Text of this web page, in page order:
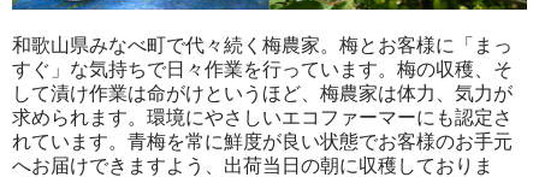
和歌山県みなべ町で代々続く梅農家。梅とお客様に「まっ
すぐ」な気持ちで日々作業を行っています。梅の収穫、そ
して漬け作業は命がけというほど、梅農家は体力、気力が
求められます。環境にやさしいエコファーマーにも認定さ
れています。青梅を常に鮮度が良い状態でお客様のお手元
へお届けできますよう、出荷当日の朝に収穫しておりま